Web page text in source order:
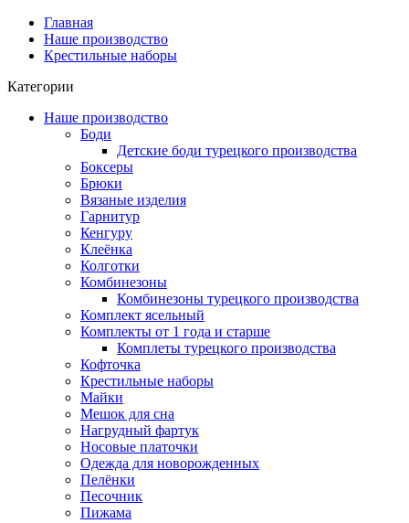
Главная
Наше производство
Крестильные наборы
Категории
Наше производство
Боди
Детские боди турецкого производства
Боксеры
Брюки
Вязаные изделия
Гарнитур
Кенгуру
Клеёнка
Колготки
Комбинезоны
Комбинезоны турецкого производства
Комплект ясельный
Комплекты от 1 года и старше
Комплеты турецкого производства
Кофточка
Крестильные наборы
Майки
Мешок для сна
Нагрудный фартук
Носовые платочки
Одежда для новорожденных
Пелёнки
Песочник
Пижама